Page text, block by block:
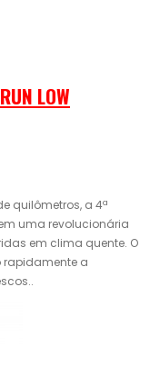
LOW
quilômetros, a 4ª
uma revolucionária
em clima quente. O
rapidamente a